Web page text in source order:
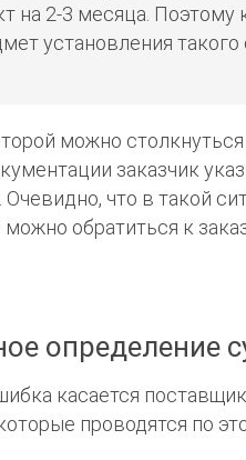
на 2-3 месяца.
установления такого
можно
заказчик
что в такой
можно обратиться к
определение
касается
проводятся по